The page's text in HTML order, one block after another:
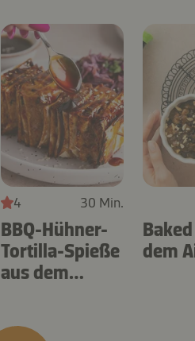
4 30 Min.
BBQ-Hühner-
Tortilla-Spieße
aus dem
dem